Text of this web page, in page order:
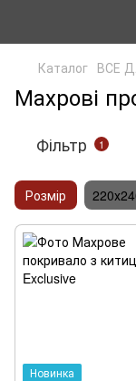
Каталог ВСЕ
Махрові
Фільтр 1
Розмір
Новинка